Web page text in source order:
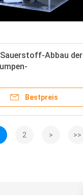
Abbau der
500mm
Bestpreis
2 > >>